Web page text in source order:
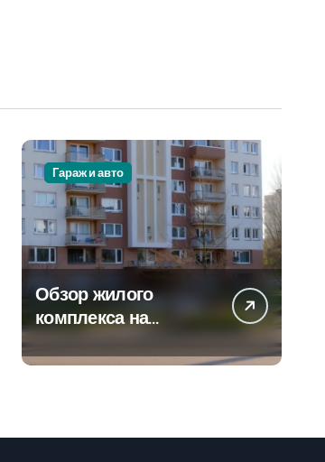
Гараж и авто
Обзор жилого
комплекса на
24